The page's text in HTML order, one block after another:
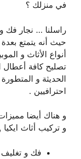
في منزلك ؟
راسلنا … نجار فك و
حيث أنه يتمتع
أنواع الأثاث و
تصليح كافة
الحديثة و
احترافيين .
و هناك أيضا
و تركيب أثاث
فك و تغليف